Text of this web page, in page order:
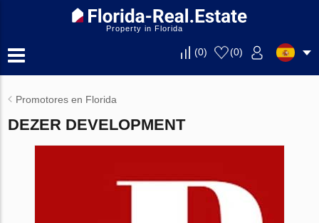
Property in Florida
(0) (0)
Promotores en Florida
DEZER DEVELOPMENT